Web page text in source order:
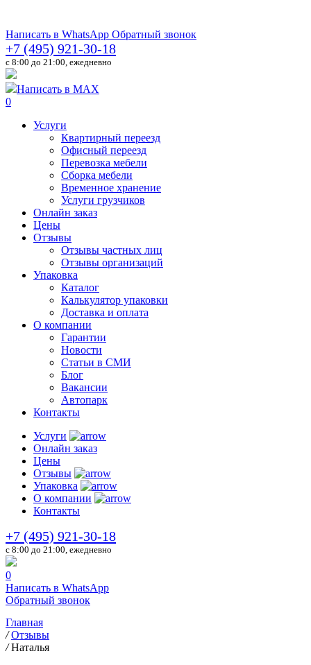
Написать в WhatsApp Обратный звонок
+7 (495) 921-30-18
c 8:00 до 21:00, ежедневно
Написать в MAX
0
Услуги
Квартирный переезд
Офисный переезд
Перевозка мебели
Сборка мебели
Временное хранение
Услуги грузчиков
Онлайн заказ
Цены
Отзывы
Отзывы частных лиц
Отзывы организаций
Упаковка
Каталог
Калькулятор упаковки
Доставка и оплата
О компании
Гарантии
Новости
Статьи в СМИ
Блог
Вакансии
Автопарк
Контакты
Услуги
Онлайн заказ
Цены
Отзывы
Упаковка
О компании
Контакты
+7 (495) 921-30-18
c 8:00 до 21:00, ежедневно
0
Написать в WhatsApp
Обратный звонок
Главная
/ Отзывы
/ Наталья